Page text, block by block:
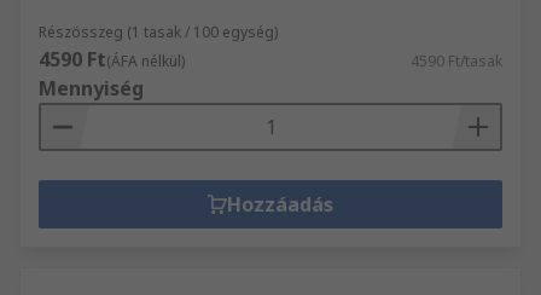
Részösszeg (1 tasak / 100 egység)
4590 Ft(ÁFA nélkül) 4590 Ft/tasak
Mennyiség
Hozzáadás